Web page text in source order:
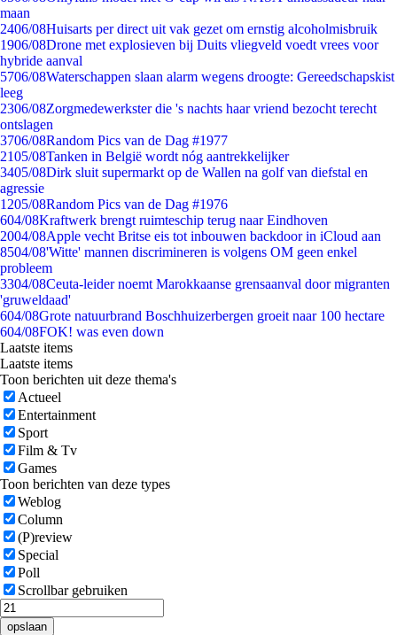
maan
2406/08Huisarts per direct uit vak gezet om ernstig alcoholmisbruik
1906/08Drone met explosieven bij Duits vliegveld voedt vrees voor
hybride aanval
5706/08Waterschappen slaan alarm wegens droogte: Gereedschapskist
leeg
2306/08Zorgmedewerkster die 's nachts haar vriend bezocht terecht
ontslagen
3706/08Random Pics van de Dag #1977
2105/08Tanken in België wordt nóg aantrekkelijker
3405/08Dirk sluit supermarkt op de Wallen na golf van diefstal en
agressie
1205/08Random Pics van de Dag #1976
604/08Kraftwerk brengt ruimteschip terug naar Eindhoven
2004/08Apple vecht Britse eis tot inbouwen backdoor in iCloud aan
8504/08'Witte' mannen discrimineren is volgens OM geen enkel
probleem
3304/08Ceuta-leider noemt Marokkaanse grensaanval door migranten
'gruweldaad'
604/08Grote natuurbrand Boschhuizerbergen groeit naar 100 hectare
604/08FOK! was even down
Laatste items
Laatste items
Toon berichten uit deze thema's
Actueel
Entertainment
Sport
Film & Tv
Games
Toon berichten van deze types
Weblog
Column
(P)review
Special
Poll
Scrollbar gebruiken
opslaan